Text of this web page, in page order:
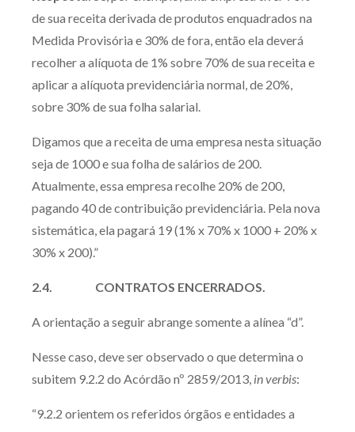
de sua receita derivada de produtos enquadrados na
Medida Provisória e 30% de fora, então ela deverá
recolher a alíquota de 1% sobre 70% de sua receita e
aplicar a alíquota previdenciária normal, de 20%,
sobre 30% de sua folha salarial.
Digamos que a receita de uma empresa nesta situação
seja de 1000 e sua folha de salários de 200.
Atualmente, essa empresa recolhe 20% de 200,
pagando 40 de contribuição previdenciária. Pela nova
sistemática, ela pagará 19 (1% x 70% x 1000 + 20% x
30% x 200).”
2.4. CONTRATOS ENCERRADOS.
A orientação a seguir abrange somente a alínea “d”.
Nesse caso, deve ser observado o que determina o
subitem 9.2.2 do Acórdão nº 2859/2013, in verbis:
“9.2.2 orientem os referidos órgãos e entidades a